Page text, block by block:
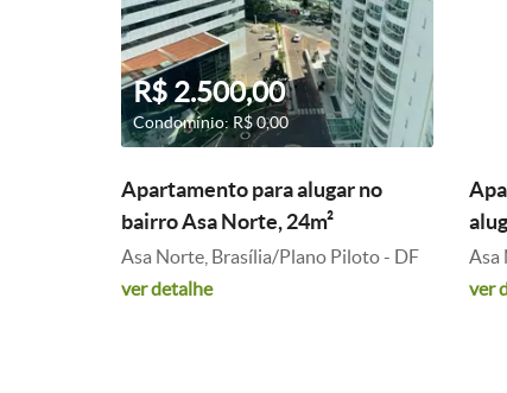
R$ 2.500,00
Condomínio: R$ 0,00
Apartamento para alugar no
bairro Asa Norte, 24m²
Asa Norte, Brasília/Plano Piloto - DF
ver detalhe
Asa
ver